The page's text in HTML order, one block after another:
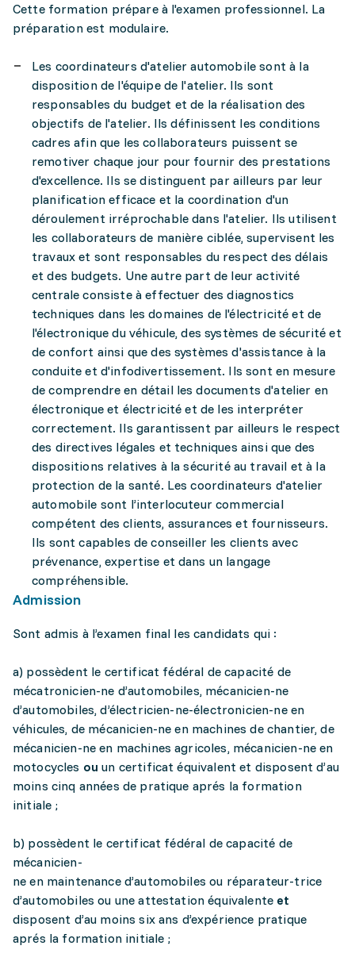
Cette formation prépare à l'examen professionnel. La
préparation est modulaire.
Les coordinateurs d'atelier automobile sont à la
disposition de l'équipe de l'atelier. Ils sont
responsables du budget et de la réalisation des
objectifs de l'atelier. Ils définissent les conditions
cadres afin que les collaborateurs puissent se
remotiver chaque jour pour fournir des prestations
d'excellence. Ils se distinguent par ailleurs par leur
planification efficace et la coordination d'un
déroulement irréprochable dans l'atelier. Ils utilisent
les collaborateurs de manière ciblée, supervisent les
travaux et sont responsables du respect des délais
et des budgets. Une autre part de leur activité
centrale consiste à effectuer des diagnostics
techniques dans les domaines de l'électricité et de
l'électronique du véhicule, des systèmes de sécurité et
de confort ainsi que des systèmes d'assistance à la
conduite et d'infodivertissement. Ils sont en mesure
de comprendre en détail les documents d'atelier en
électronique et électricité et de les interpréter
correctement. Ils garantissent par ailleurs le respect
des directives légales et techniques ainsi que des
dispositions relatives à la sécurité au travail et à la
protection de la santé. Les coordinateurs d'atelier
automobile sont l’interlocuteur commercial
compétent des clients, assurances et fournisseurs.
Ils sont capables de conseiller les clients avec
prévenance, expertise et dans un langage
compréhensible.
Admission
Sont admis à l’examen final les candidats qui :
a) possèdent le certificat fédéral de capacité de
mécatronicien-ne d’automobiles, mécanicien-ne
d’automobiles, d’électricien-ne-électronicien-ne en
véhicules, de mécanicien-ne en machines de chantier, de
mécanicien-ne en machines agricoles, mécanicien-ne en
motocycles ou un certificat équivalent et disposent d’au
moins cinq années de pratique aprés la formation
initiale ;
b) possèdent le certificat fédéral de capacité de
mécanicien-
ne en maintenance d’automobiles ou réparateur-trice
d’automobiles ou une attestation équivalente et
disposent d’au moins six ans d’expérience pratique
aprés la formation initiale ;